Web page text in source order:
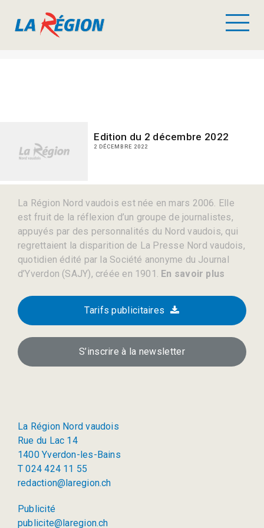
Edition du 2 décembre 2022
2 DÉCEMBRE 2022
La Région Nord vaudois est née en mars 2006. Elle
est fruit de la réflexion d’un groupe de journalistes,
appuyés par des personnalités du Nord vaudois, qui
regrettaient la disparition de La Presse Nord vaudois,
quotidien édité par la Société anonyme du Journal
d’Yverdon (SAJY), créée en 1901. En savoir plus
Tarifs publicitaires
S’inscrire à la newsletter
La Région Nord vaudois
Rue du Lac 14
1400 Yverdon-les-Bains
T 024 424 11 55
redaction@laregion.ch
Publicité
publicite@laregion.ch